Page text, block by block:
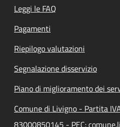
Leggi le FAQ
Pagamenti
Riepilogo valutazioni
Segnalazione disservizio
Piano di miglioramento dei
Comune di Livigno - Partita
83000850145 - PEC: